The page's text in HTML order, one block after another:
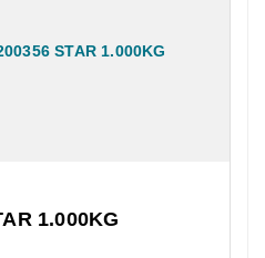
1.000KG